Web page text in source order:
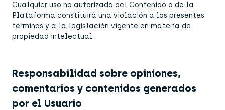
Cualquier uso no autorizado del Contenido o de la
Plataforma constituirá una violación a los presentes
términos y a la legislación vigente en materia de
propiedad intelectual.
Responsabilidad sobre opiniones,
comentarios y contenidos generados
por el Usuario